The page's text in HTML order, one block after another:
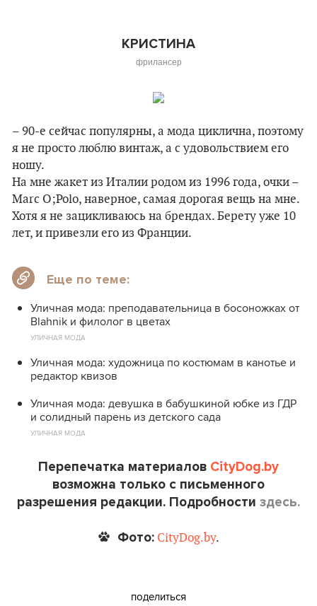
КРИСТИНА
фрилансер
– 90-е сейчас популярны, а мода циклична, поэтому
я не просто люблю винтаж, а с удовольствием его
ношу.
На мне жакет из Италии родом из 1996 года, очки –
Marc O;Polo, наверное, самая дорогая вещь на мне.
Хотя я не зацикливаюсь на брендах. Берету уже 10
лет, и привезли его из Франции.
Еще по теме:
Уличная мода: преподавательница в босоножках от
Blahnik и филолог в цветах
УЛИЧНАЯ МОДА
Уличная мода: художница по костюмам в канотье и
редактор квизов
Уличная мода: девушка в бабушкиной юбке из ГДР
и солидный парень из детского сада
УЛИЧНАЯ МОДА
Перепечатка материалов CityDog.by
возможна только с письменного
разрешения редакции. Подробности здесь.
Фото: CityDog.by.
поделиться